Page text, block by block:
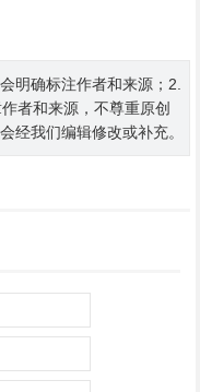
明确标注作者和来源；2.
者和来源，不尊重原创
经我们编辑修改或补充。